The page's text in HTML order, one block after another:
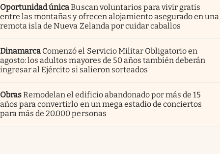
Oportunidad únicaBuscan voluntarios para vivir gratis
entre las montañas y ofrecen alojamiento asegurado en una
remota isla de Nueva Zelanda por cuidar caballos
Dinamarca Comenzó el Servicio Militar Obligatorio en
agosto: los adultos mayores de 50 años también deberán
ingresar al Ejército si salieron sorteados
ObrasRemodelan el edificio abandonado por más de 15
años para convertirlo en un mega estadio de conciertos
para más de 20.000 personas